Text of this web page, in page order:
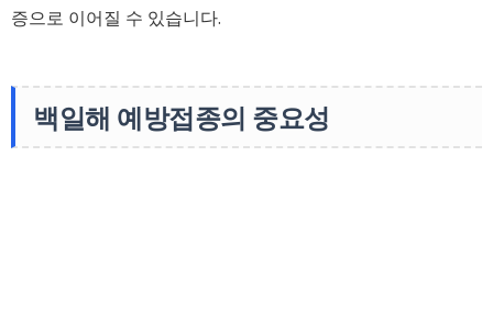
증으로 이어질 수 있습니다.
백일해 예방접종의 중요성